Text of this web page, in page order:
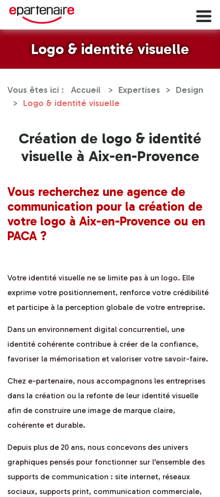
Logo & identité visuelle
Vous êtes ici : Accueil Expertises
Design
Logo & identité visuelle
Création de logo & identité
visuelle à Aix-en-Provence
Vous recherchez une agence de
communication pour la création de
votre logo à Aix-en-Provence ou en
PACA ?
Votre identité visuelle ne se limite pas à un logo. Elle
exprime votre positionnement, renforce votre crédibilité
et participe à la perception globale de votre entreprise.
Dans un environnement digital concurrentiel, une
identité cohérente contribue à créer de la confiance,
favoriser la mémorisation et valoriser votre savoir-faire.
Chez e-partenaire, nous accompagnons les entreprises
dans la création ou la refonte de leur identité visuelle
afin de construire une image de marque claire,
cohérente et durable.
Depuis plus de 20 ans, nous concevons des univers
graphiques pensés pour fonctionner sur l'ensemble des
supports de communication : site internet, réseaux
sociaux, supports print, communication commerciale,